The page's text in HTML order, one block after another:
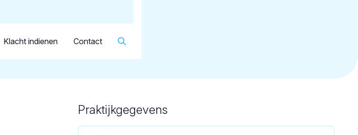
Klacht indienen Contact
Arrue, O.J.
Praktijkgegevens